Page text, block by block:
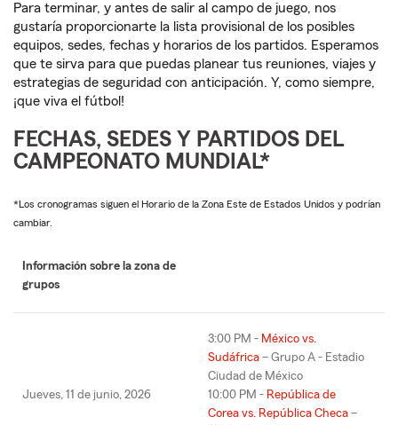
Para terminar, y antes de salir al campo de juego, nos
gustaría proporcionarte la lista provisional de los posibles
equipos, sedes, fechas y horarios de los partidos. Esperamos
que te sirva para que puedas planear tus reuniones, viajes y
estrategias de seguridad con anticipación. Y, como siempre,
¡que viva el fútbol!
FECHAS, SEDES Y PARTIDOS DEL
CAMPEONATO MUNDIAL*
*Los cronogramas siguen el Horario de la Zona Este de Estados Unidos y podrían
cambiar.
Información sobre la zona de
grupos
Jueves, 11 de junio, 2026
3:00 PM - México vs.
Sudáfrica – Grupo A - Estadio
Ciudad de México
10:00 PM - República de
Corea vs. República Checa –